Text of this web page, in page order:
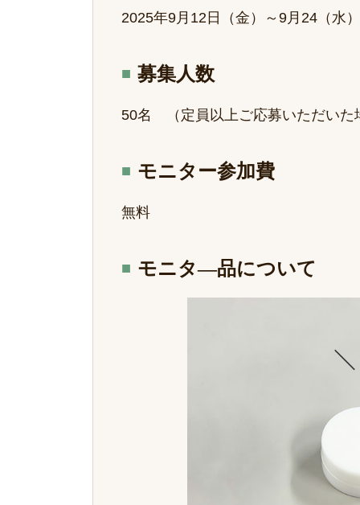
2025年9月12日（金）～9月24（水
募集人数
50名 （定員以上ご応募いただいた
モニター参加費
無料
モニタ―品について